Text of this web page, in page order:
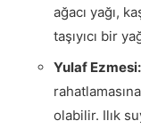
ağacı yağı,
taşıyıcı bir
Yulaf Ezmesi:
olabilir. Ilık